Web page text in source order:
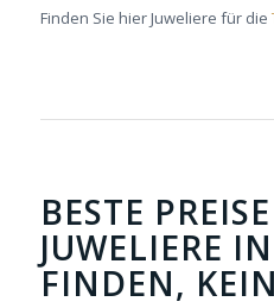
Finden Sie hier Juweliere für die
BESTE
JUWELIERE
FINDEN,